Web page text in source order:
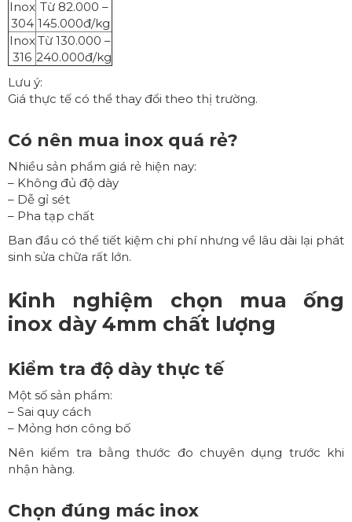
Inox
304
Từ 82.000 –
145.000đ/kg
Inox
316
Từ 130.000 –
240.000đ/kg
Lưu ý:
Giá thực tế có thể thay đổi theo thị trường.
Có nên mua inox quá rẻ?
Nhiều sản phẩm giá rẻ hiện nay:
– Không đủ độ dày
– Dễ gỉ sét
– Pha tạp chất
Ban đầu có thể tiết kiệm chi phí nhưng về lâu dài lại phát
sinh sửa chữa rất lớn.
Kinh nghiệm chọn mua ống
inox dày 4mm chất lượng
Kiểm tra độ dày thực tế
Một số sản phẩm:
– Sai quy cách
– Mỏng hơn công bố
Nên kiểm tra bằng thước đo chuyên dụng trước khi
nhận hàng.
Chọn đúng mác inox